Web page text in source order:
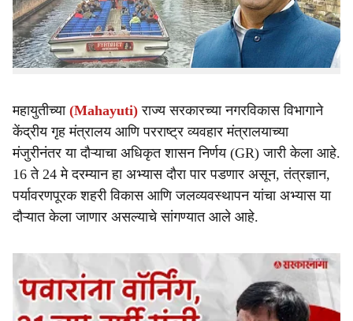
मुख्यमंत्री देवेंद्र फडणवीस यांचे आर्थिक सल्लागार प्रवीण परदेशी
यांच्या नेतृत्वाखालील एक शिष्टमंडळ शनिवारी डेन्मार्कच्या अभ्यास
दौऱ्यासाठी रवाना झाले.
महायुतीच्या (Mahayuti) राज्य सरकारच्या नगरविकास विभागाने
केंद्रीय गृह मंत्रालय आणि परराष्ट्र व्यवहार मंत्रालयाच्या
मंजुरीनंतर या दौऱ्याचा अधिकृत शासन निर्णय (GR) जारी केला आहे.
16 ते 24 मे दरम्यान हा अभ्यास दौरा पार पडणार असून, तंत्रज्ञान,
पर्यावरणपूरक शहरी विकास आणि जलव्यवस्थापन यांचा अभ्यास या
दौऱ्यात केला जाणार असल्याचे सांगण्यात आले आहे.